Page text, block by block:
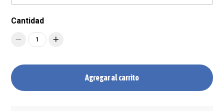
Cantidad
1
Agregar al carrito